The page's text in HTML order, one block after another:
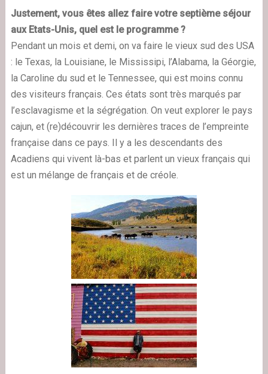
Justement, vous êtes allez faire votre septième séjour
aux Etats-Unis, quel est le programme ?
Pendant un mois et demi, on va faire le vieux sud des USA
: le Texas, la Louisiane, le Mississipi, l’Alabama, la Géorgie,
la Caroline du sud et le Tennessee, qui est moins connu
des visiteurs français. Ces états sont très marqués par
l’esclavagisme et la ségrégation. On veut explorer le pays
cajun, et (re)découvrir les dernières traces de l’empreinte
française dans ce pays. Il y a les descendants des
Acadiens qui vivent là-bas et parlent un vieux français qui
est un mélange de français et de créole.